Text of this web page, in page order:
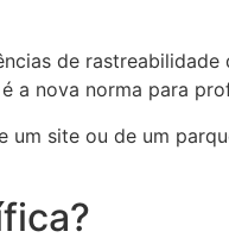
de rastreabilidade
nova norma para
um site ou de um